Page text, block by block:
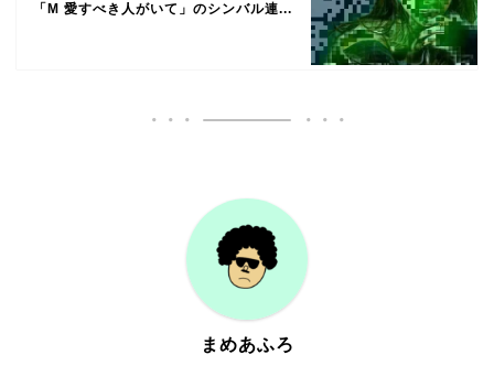
「M 愛すべき人がいて」のシンバル連...
まめあふろ